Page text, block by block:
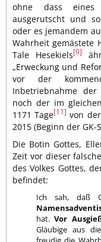
ohne dass eines
ausgerutscht und
oder es jemandem
Wahrheit gemästete
Tale Hesekiels[9]
„Erweckung und
vor der
Inbetriebnahme der
noch der im
1171 Tage[11] von
2015 (Beginn der GK-
Die Botin Gottes,
Zeit vor dieser
des Volkes Gottes,
befindet:
Ich sah, daß
hat.Vor
Gläubige aus